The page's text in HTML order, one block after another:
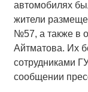
автомобилях
жители
№57, а также в
Айтматова. Их
сотрудниками
сообщении